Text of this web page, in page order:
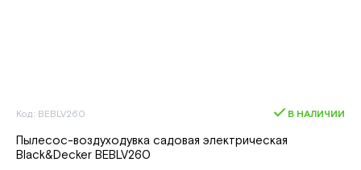
Код: BEBLV260 В НАЛИЧИИ
Пылесос-воздуходувка садовая электрическая
Black&Decker BEBLV260